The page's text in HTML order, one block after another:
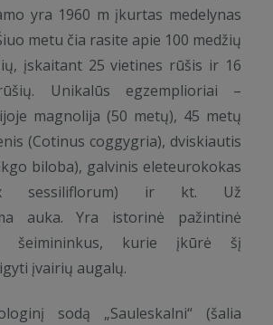
yra 1960 m įkurtas medelynas
metu čia rasite apie 100 medžių
įskaitant 25 vietines rūšis ir 16
Unikalūs egzemplioriai –
magnolija (50 metų), 45 metų
(Cotinus coggygria), dviskiautis
biloba), galvinis eleteurokokas
sessiliflorum) ir kt. Už
auka. Yra istorinė pažintinė
šeimininkus, kurie įkūrė šį
įvairių augalų.
sodą „Sauleskalni“ (šalia